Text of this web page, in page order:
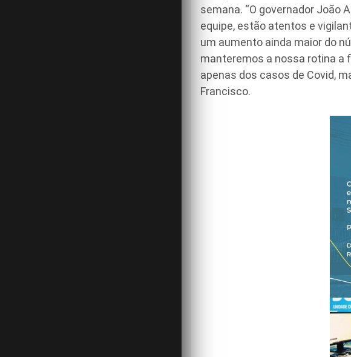
semana. “O governador João
equipe, estão atentos e
um aumento ainda maior do
manteremos a nossa rotina a
apenas dos casos de Covid,
Francisco.